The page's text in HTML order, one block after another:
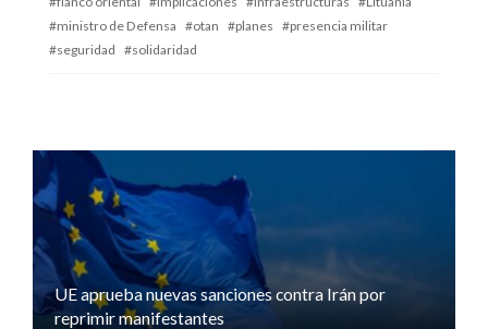
ministro de Defensa
otan planes
presencia militar
seguridad
solidaridad
UE aprueba nuevas sanciones contra Irán por
reprimir manifestantes